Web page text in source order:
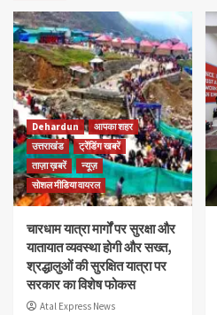
Dehardun
आपका शहर
उत्तराखंड
ट्रेंडिंग खबरें
ताज़ा ख़बरें
न्यूज़
सोशल मीडिया वायरल
चारधाम यात्रा मार्गों पर सुरक्षा और
यातायात व्यवस्था होगी और सख्त,
श्रद्धालुओं की सुरक्षित यात्रा पर
सरकार का विशेष फोकस
Atal Express News